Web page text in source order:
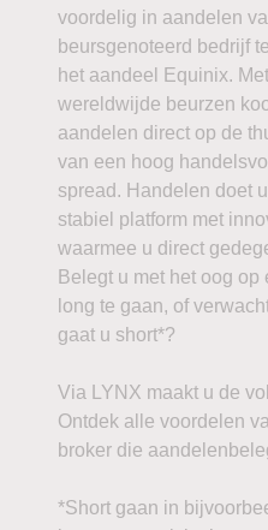
voordelig in aandelen
beursgenoteerd bedrijf
het aandeel Equinix.
wereldwijde beurzen
aandelen direct op de
van een hoog
spread. Handelen doet
stabiel platform met
waarmee u direct
Belegt u met het oog
long te gaan, of
gaat u short*?
Via LYNX maakt u de
Ontdek alle voordelen
broker die
*Short gaan in